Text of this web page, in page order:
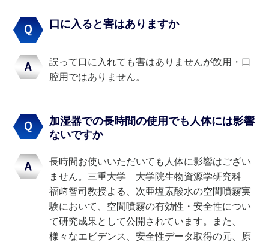
口に入ると害はありますか
誤って口に入れても害はありませんが飲用・口
腔用ではありません。
加湿器での長時間の使用でも人体には影響
ないですか
長時間お使いいただいても人体に影響はござい
ません。三重大学 大学院生物資源学研究科
福﨑智司教授よる、次亜塩素酸水の空間噴霧実
験において、空間噴霧の有効性・安全性につい
て研究成果として公開されています。また、
様々なエビデンス、安全性データ取得の元、原